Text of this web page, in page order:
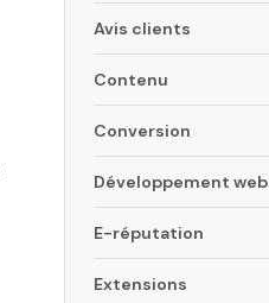
Avis clients
Contenu
Conversion
Développement web
E-réputation
Extensions